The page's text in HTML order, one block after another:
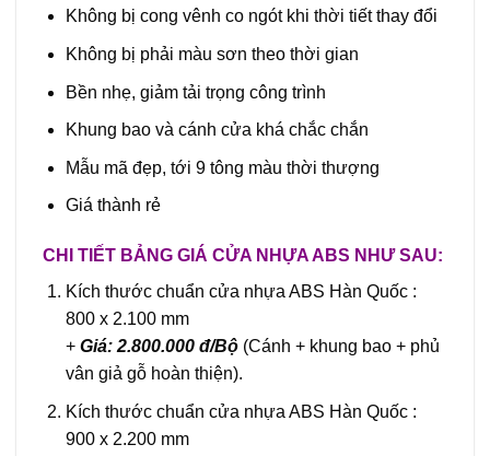
Không bị cong vênh co ngót khi thời tiết thay đổi
Không bị phải màu sơn theo thời gian
Bền nhẹ, giảm tải trọng công trình
Khung bao và cánh cửa khá chắc chắn
Mẫu mã đẹp, tới 9 tông màu thời thượng
Giá thành rẻ
CHI TIẾT BẢNG GIÁ CỬA NHỰA ABS NHƯ SAU:
Kích thước chuẩn cửa nhựa ABS Hàn Quốc :
800 x 2.100 mm
+ Giá: 2.800.000 đ/Bộ(Cánh + khung bao + phủ
vân giả gỗ hoàn thiện).
Kích thước chuẩn cửa nhựa ABS Hàn Quốc :
900 x 2.200 mm